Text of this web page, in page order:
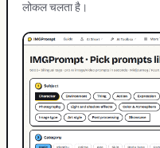
लोकल चलता है।